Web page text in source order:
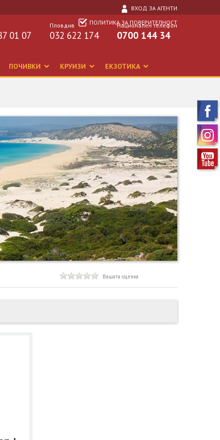
ВХОД ЗА АГЕНТИ
ПОЛИТИКА ЗА ПОВЕРИТЕЛНОСТ
Национален телефон
0700 144 34
Пловдив
032 622 174
01 07
ПОЧИВКИ КРУИЗИ ЕКЗОТИКА
Вашата оценка